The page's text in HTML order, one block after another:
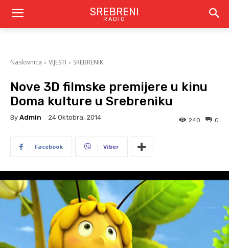
SREBRENI
RADIO
Naslovnica VIJESTI SREBRENIK
Nove 3D filmske premijere u kinu
Doma kulture u Srebreniku
By Admin 24 Oktobra, 2014 0
240
Facebook Viber